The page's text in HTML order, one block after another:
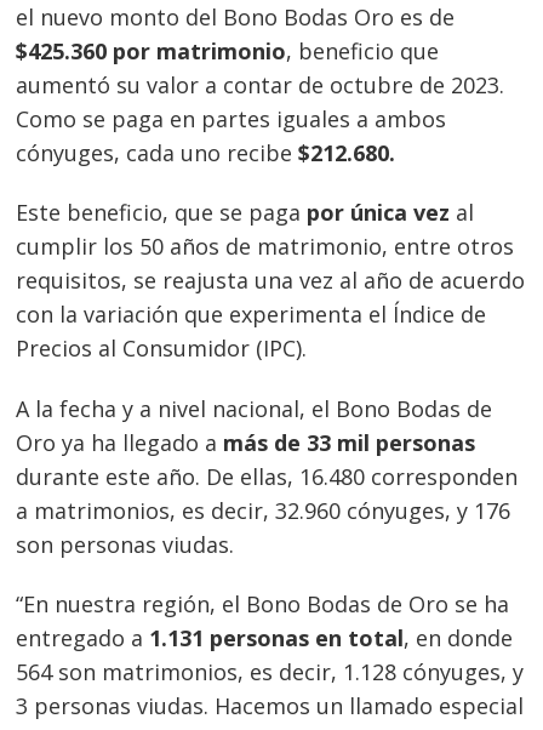
el nuevo monto del Bono Bodas Oro es de
$425.360 por matrimonio, beneficio que
aumentó su valor a contar de octubre de 2023.
Como se paga en partes iguales a ambos
cónyuges, cada uno recibe$212.680.
Este beneficio, que se paga por única vez al
cumplir los 50 años de matrimonio, entre otros
requisitos, se reajusta una vez al año de acuerdo
con la variación que experimenta el Índice de
Precios al Consumidor (IPC).
A la fecha y a nivel nacional, el Bono Bodas de
Oro ya ha llegado a más de 33 mil personas
durante este año. De ellas, 16.480 corresponden
a matrimonios, es decir, 32.960 cónyuges, y 176
son personas viudas.
“En nuestra región, el Bono Bodas de Oro se ha
entregado a 1.131 personas en total, en donde
564 son matrimonios, es decir, 1.128 cónyuges, y
3 personas viudas. Hacemos un llamado especial